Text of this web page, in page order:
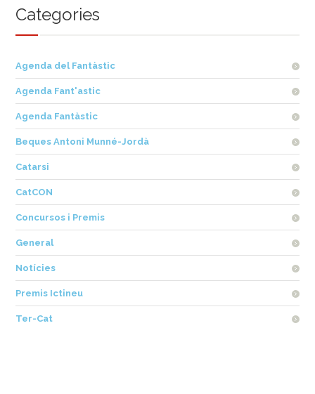
Categories
Agenda del Fantàstic
Agenda Fant'astic
Agenda Fantàstic
Beques Antoni Munné-Jordà
Catarsi
CatCON
Concursos i Premis
General
Notícies
Premis Ictineu
Ter-Cat